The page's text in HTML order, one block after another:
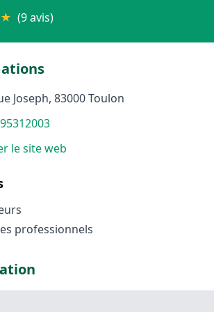
★ (9 avis)
Joseph, 83000 Toulon
le site web
professionnels